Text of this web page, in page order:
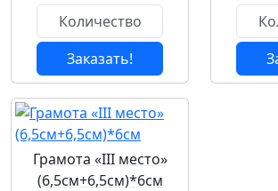
Заказать!
Грамота «III место»
(6,5см+6,5см)*6см